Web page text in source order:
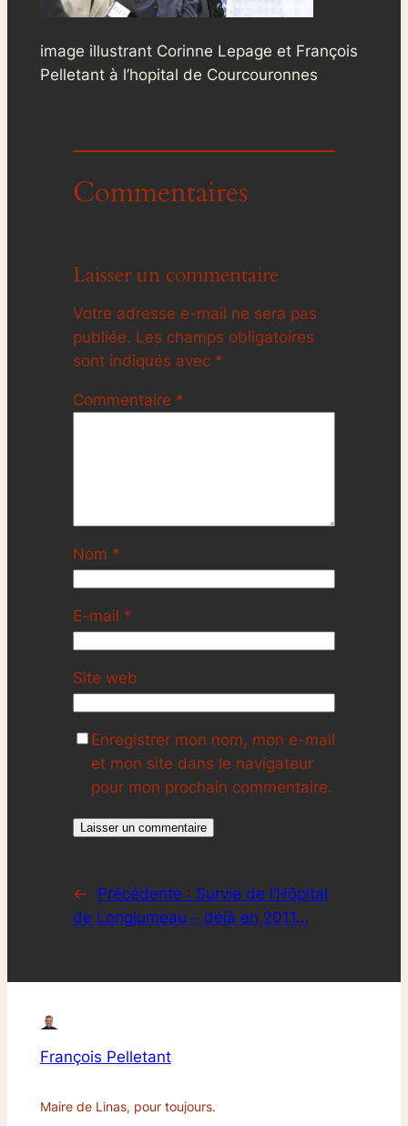
image illustrant Corinne Lepage et François
Pelletant à l’hopital de Courcouronnes
Commentaires
Laisser un commentaire
Votre adresse e-mail ne sera pas
publiée. Les champs obligatoires
sont indiqués avec *
Commentaire *
Nom *
E-mail *
Site web
Enregistrer mon nom, mon e-mail
et mon site dans le navigateur
pour mon prochain commentaire.
← Précédente : Survie de l’Hôpital
de Longjumeau – déjà en 2011…
François Pelletant
Maire de Linas, pour toujours.